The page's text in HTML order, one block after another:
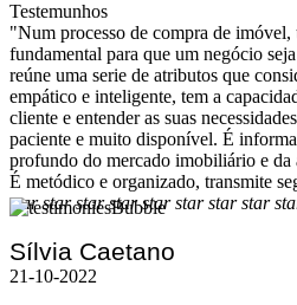
Testemunhos
"Num processo de compra de
fundamental para que um negócio
reúne uma serie de atributos que
empático e inteligente, tem a
cliente e entender as suas
paciente e muito disponível. É
profundo do mercado imobiliário e da
É metódico e organizado, transmite
star star star star star star star star
Sílvia Caetano
21-10-2022